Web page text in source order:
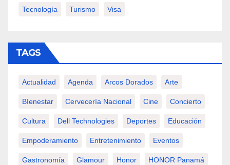
Tecnología Turismo Visa
TAGS
Actualidad Agenda Arcos Dorados Arte
BIenestar Cervecería Nacional Cine Concierto
Cultura Dell Technologies Deportes Educación
Empoderamiento Entretenimiento Eventos
Gastronomía Glamour Honor HONOR Panamá